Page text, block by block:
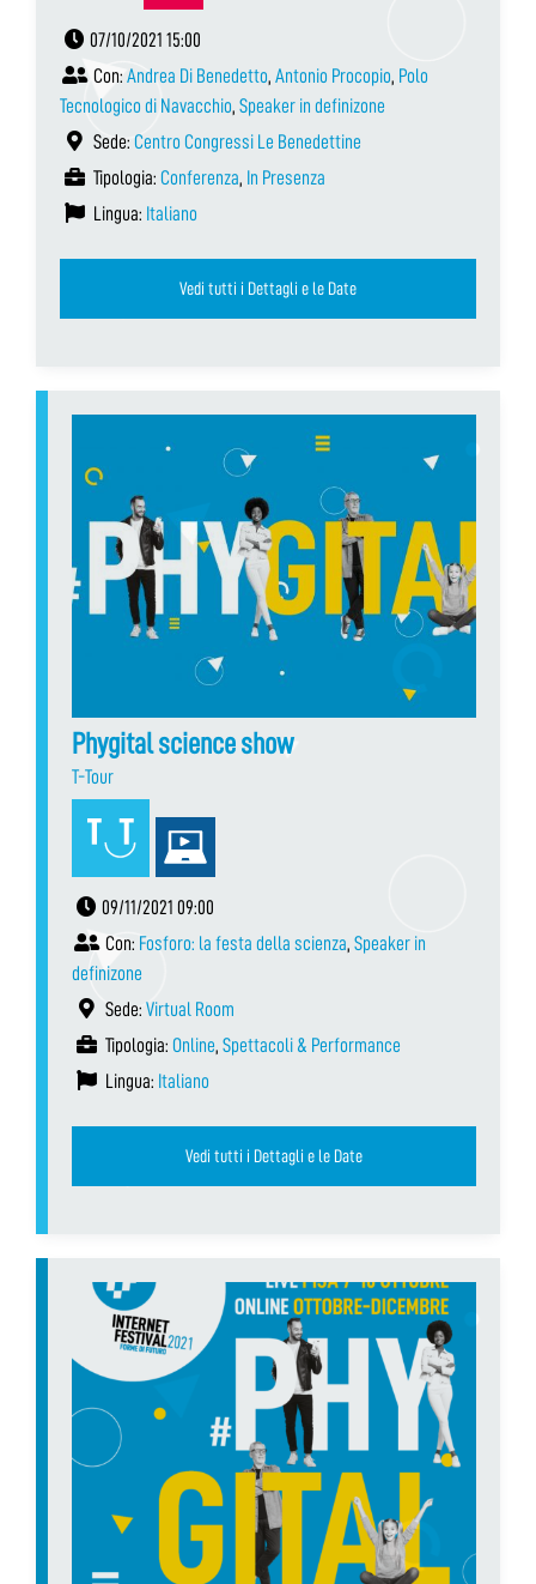
07/10/2021 15:00
Con: Andrea Di Benedetto, Antonio Procopio, Polo
Tecnologico di Navacchio, Speaker in definizone
Sede: Centro Congressi Le Benedettine
Tipologia: Conferenza, In Presenza
Lingua: Italiano
Vedi tutti i Dettagli e le Date
Phygital science show
T-Tour
09/11/2021 09:00
Con: Fosforo: la festa della scienza, Speaker in
definizone
Sede: Virtual Room
Tipologia: Online, Spettacoli & Performance
Lingua: Italiano
Vedi tutti i Dettagli e le Date